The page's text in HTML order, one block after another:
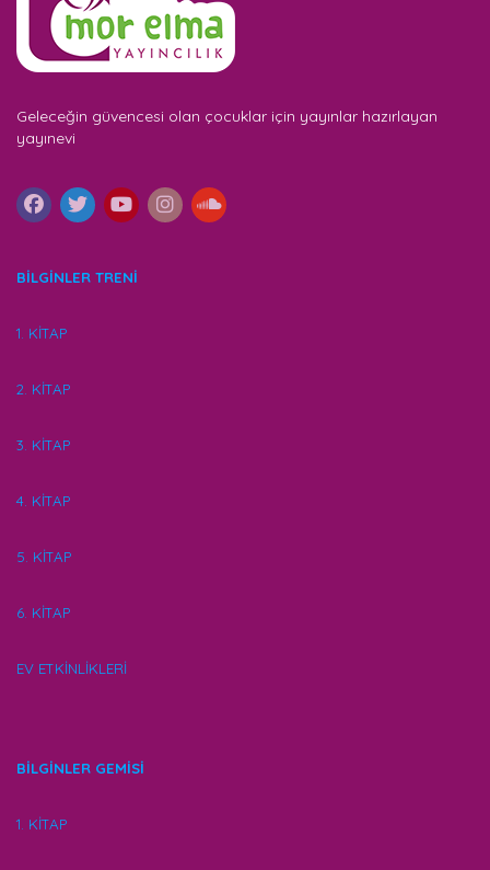
Geleceğin güvencesi olan çocuklar için yayınlar hazırlayan
yayınevi
BİLGİNLER TRENİ
1. KİTAP
2. KİTAP
3. KİTAP
4. KİTAP
5. KİTAP
6. KİTAP
EV ETKİNLİKLERİ
BİLGİNLER GEMİSİ
1. KİTAP